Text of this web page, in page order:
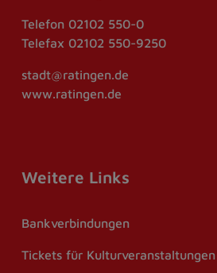
Telefon 02102 550-0
Telefax 02102 550-9250
stadt@ratingen.de
www.ratingen.de
Weitere Links
Bankverbindungen
Tickets für Kulturveranstaltungen